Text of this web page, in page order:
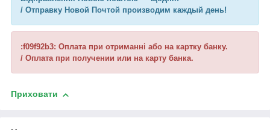
/ Отправку Новой Почтой производим каждый день!
:f09f92b3: Оплата при отриманні або на картку банку.
/ Оплата при получении или на карту банка.
Приховати